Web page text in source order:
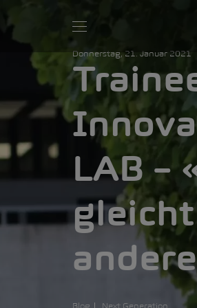
Donnerstag, 21. Januar 2021
LAB –
gleicht
Blog Next Generation